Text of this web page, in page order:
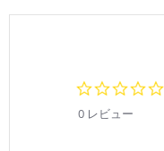
0 レビュー